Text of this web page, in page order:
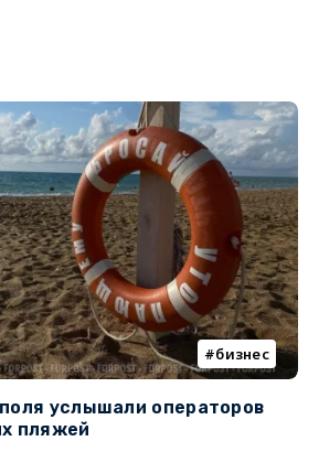
бизнес
услышали операторов
пляжей